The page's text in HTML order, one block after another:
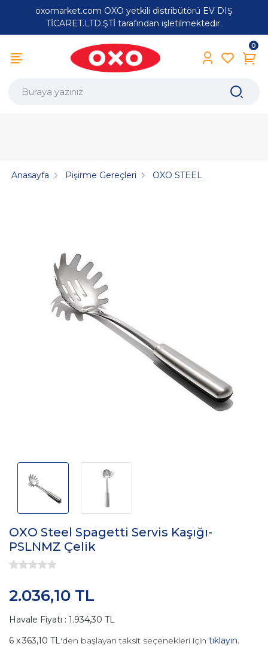
oxomarket.com OXO yetkili distribütörü EV DIŞ
TİCARET.LTD.ŞTİ tarafından işletilmektedir.
0
Anasayfa Pişirme Gereçleri OXO STEEL
OXO Steel Spagetti Servis Kaşığı-
PSLNMZ Çelik
2.036,10 TL
Havale Fiyatı : 1.934,30 TL
363,10 TL'den başlayan taksit seçenekleri için tıklayın.